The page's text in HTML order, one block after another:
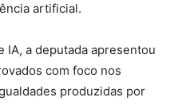
artificial.
IA, a deputada apresentou
com foco nos
produzidas por